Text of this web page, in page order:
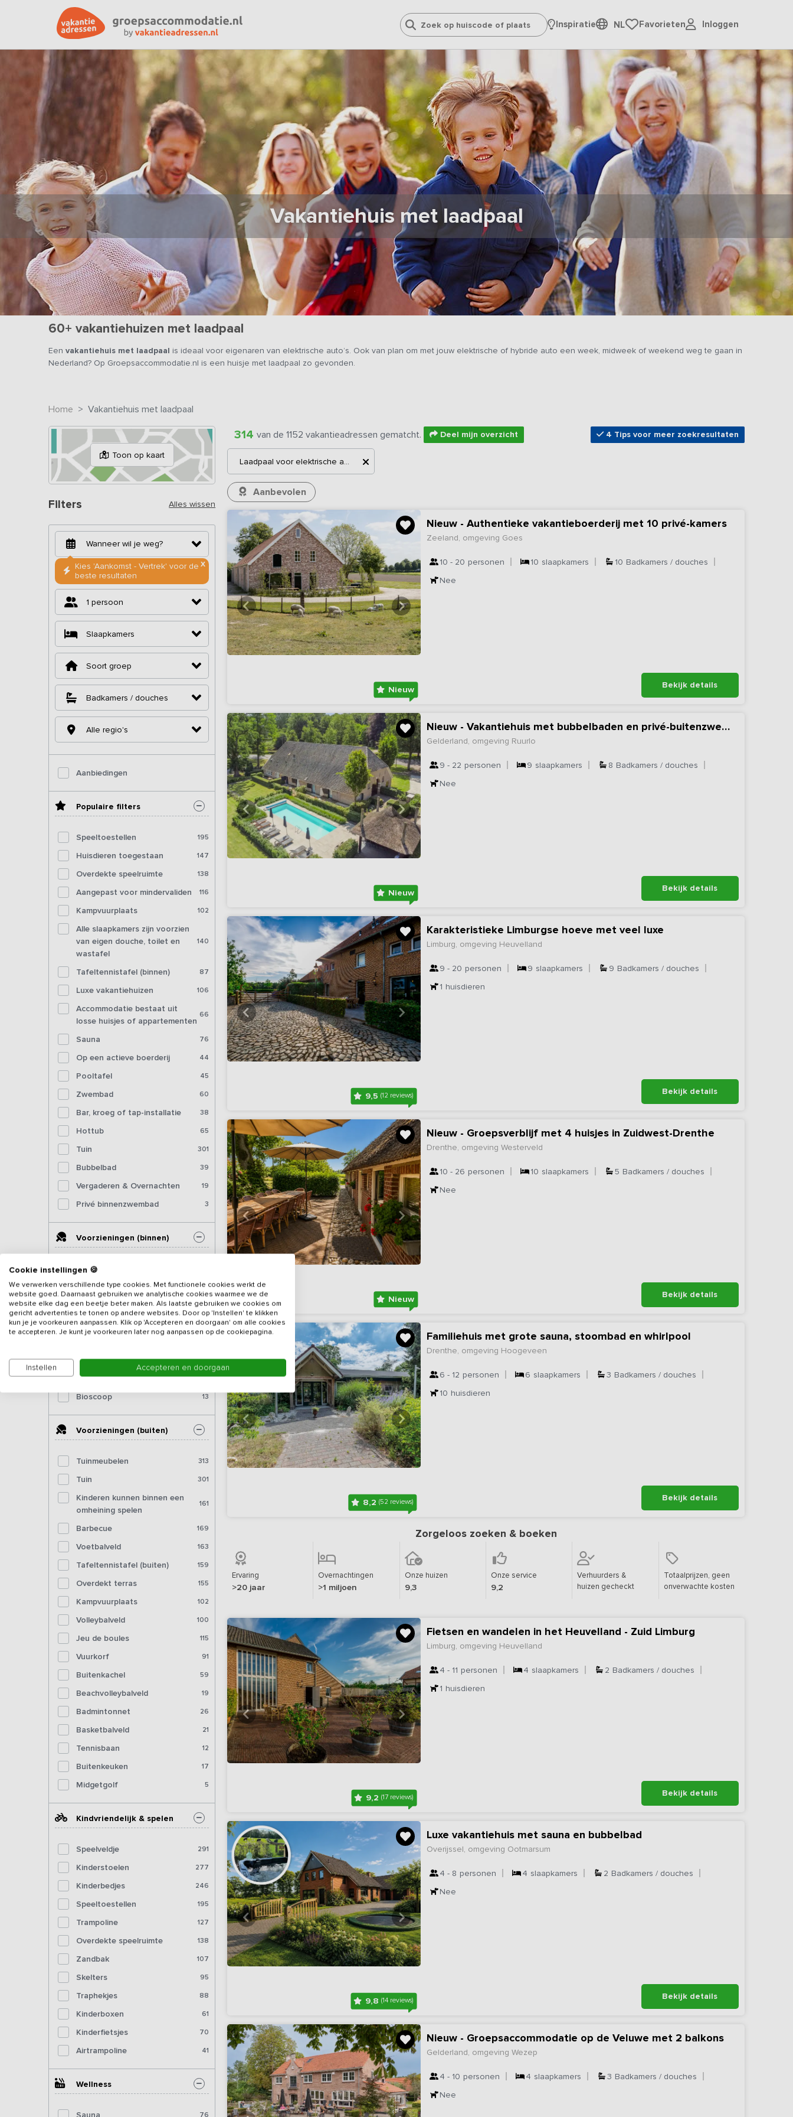
Inspiratie NL Favorieten Inloggen
Vakantiehuis met laadpaal
60+ vakantiehuizen met laadpaal
Een vakantiehuis met laadpaal is ideaal voor eigenaren van elektrische auto’s. Ook van plan om met jouw elektrische of hybride auto een week, midweek of weekend weg te gaan in
Nederland? Op Groepsaccommodatie.nl is een huisje met laadpaal zo gevonden.
Home Vakantiehuis met laadpaal
Toon op kaart
Filters Alles wissen
X
Kies 'Aankomst - Vertrek' voor de
beste resultaten
1 persoon
Slaapkamers
Soort groep
Badkamers / douches
Alle regio's
Aanbiedingen
Populaire filters
Speeltoestellen 195
Huisdieren toegestaan 147
Overdekte speelruimte 138
Aangepast voor mindervaliden 116
Kampvuurplaats 102
Alle slaapkamers zijn voorzien
van eigen douche, toilet en
wastafel
140
Tafeltennistafel (binnen) 87
Luxe vakantiehuizen 106
Accommodatie bestaat uit
losse huisjes of appartementen
66
Sauna 76
Op een actieve boerderij 44
Pooltafel 45
Zwembad 60
Bar, kroeg of tap-installatie 38
Hottub 65
Tuin 301
Bubbelbad 39
Vergaderen & Overnachten 19
Privé binnenzwembad 3
Voorzieningen (binnen)
Sjoelbak
Tafelvoetbal 127
Tafeltennistafel (binnen) 87
Dartbord 103
Biljart 33
Fitnessapparatuur 15
Bioscoop 13
Voorzieningen (buiten)
Tuinmeubelen 313
Tuin 301
Kinderen kunnen binnen een
omheining spelen
161
Barbecue 169
Voetbalveld 163
Tafeltennistafel (buiten) 159
Overdekt terras 155
Kampvuurplaats 102
Volleybalveld 100
Jeu de boules 115
Vuurkorf 91
Buitenkachel 59
Beachvolleybalveld 19
Badmintonnet 26
Basketbalveld 21
Tennisbaan 12
Buitenkeuken 17
Midgetgolf 5
Kindvriendelijk & spelen
Speelveldje 291
Kinderstoelen 277
Kinderbedjes 246
Speeltoestellen 195
Trampoline 127
Overdekte speelruimte 138
Zandbak 107
Skelters 95
Traphekjes 88
Kinderboxen 61
Kinderfietsjes 70
Airtrampoline 41
Wellness
Sauna 76
314 van de 1152 vakantieadressen gematcht. Deel mijn overzicht 4 Tips voor meer zoekresultaten
Laadpaal voor elektrische auto's
Aanbevolen
Nieuw
Nieuw - Authentieke vakantieboerderij met 10 privé-kamers
Zeeland, omgeving Goes
10 - 20 personen 10 slaapkamers 10 Badkamers / douches
Nee
Bekijk details
Nieuw
Nieuw - Vakantiehuis met bubbelbaden en privé-buitenzwembad
Gelderland, omgeving Ruurlo
9 - 22 personen 9 slaapkamers 8 Badkamers / douches
Nee
Bekijk details
9,5(12 reviews)
Karakteristieke Limburgse hoeve met veel luxe
Limburg, omgeving Heuvelland
9 - 20 personen 9 slaapkamers 9 Badkamers / douches
1 huisdieren
Bekijk details
Nieuw
Nieuw - Groepsverblijf met 4 huisjes in Zuidwest-Drenthe
Drenthe, omgeving Westerveld
10 - 26 personen 10 slaapkamers 5 Badkamers / douches
Nee
Bekijk details
8,2(52 reviews)
Familiehuis met grote sauna, stoombad en whirlpool
Drenthe, omgeving Hoogeveen
6 - 12 personen 6 slaapkamers 3 Badkamers / douches
10 huisdieren
Bekijk details
Zorgeloos zoeken & boeken
Ervaring
>20 jaar
Overnachtingen
>1 miljoen
Onze huizen
9,3
Onze service
9,2
Verhuurders &
huizen gecheckt
Totaalprijzen, geen
onverwachte kosten
9,2(17 reviews)
Fietsen en wandelen in het Heuvelland - Zuid Limburg
Limburg, omgeving Heuvelland
4 - 11 personen 4 slaapkamers 2 Badkamers / douches
1 huisdieren
Bekijk details
9,8(14 reviews)
Luxe vakantiehuis met sauna en bubbelbad
Overijssel, omgeving Ootmarsum
4 - 8 personen 4 slaapkamers 2 Badkamers / douches
Nee
Bekijk details
Nieuw - Groepsaccommodatie op de Veluwe met 2 balkons
Gelderland, omgeving Wezep
4 - 10 personen 4 slaapkamers 3 Badkamers / douches
Nee
Cookie instellingen 🍪
We verwerken verschillende type cookies. Met functionele cookies werkt de
website goed. Daarnaast gebruiken we analytische cookies waarmee we de
website elke dag een beetje beter maken. Als laatste gebruiken we cookies om
gericht advertenties te tonen op andere websites. Door op 'Instellen' te klikken
kun je je voorkeuren aanpassen. Klik op 'Accepteren en doorgaan' om alle cookies
te accepteren. Je kunt je voorkeuren later nog aanpassen op de cookiepagina.
Instellen Accepteren en doorgaan